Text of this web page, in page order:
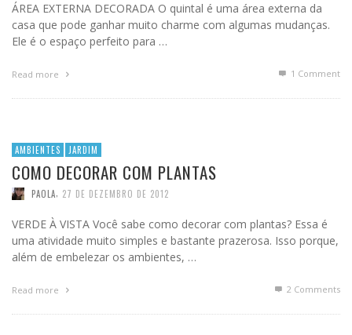
ÁREA EXTERNA DECORADA O quintal é uma área externa da
casa que pode ganhar muito charme com algumas mudanças.
Ele é o espaço perfeito para …
Read more 1 Comment
AMBIENTES JARDIM
COMO DECORAR COM PLANTAS
PAOLA 27 DE DEZEMBRO DE 2012
VERDE À VISTA Você sabe como decorar com plantas? Essa é
uma atividade muito simples e bastante prazerosa. Isso porque,
além de embelezar os ambientes, …
Read more 2 Comments